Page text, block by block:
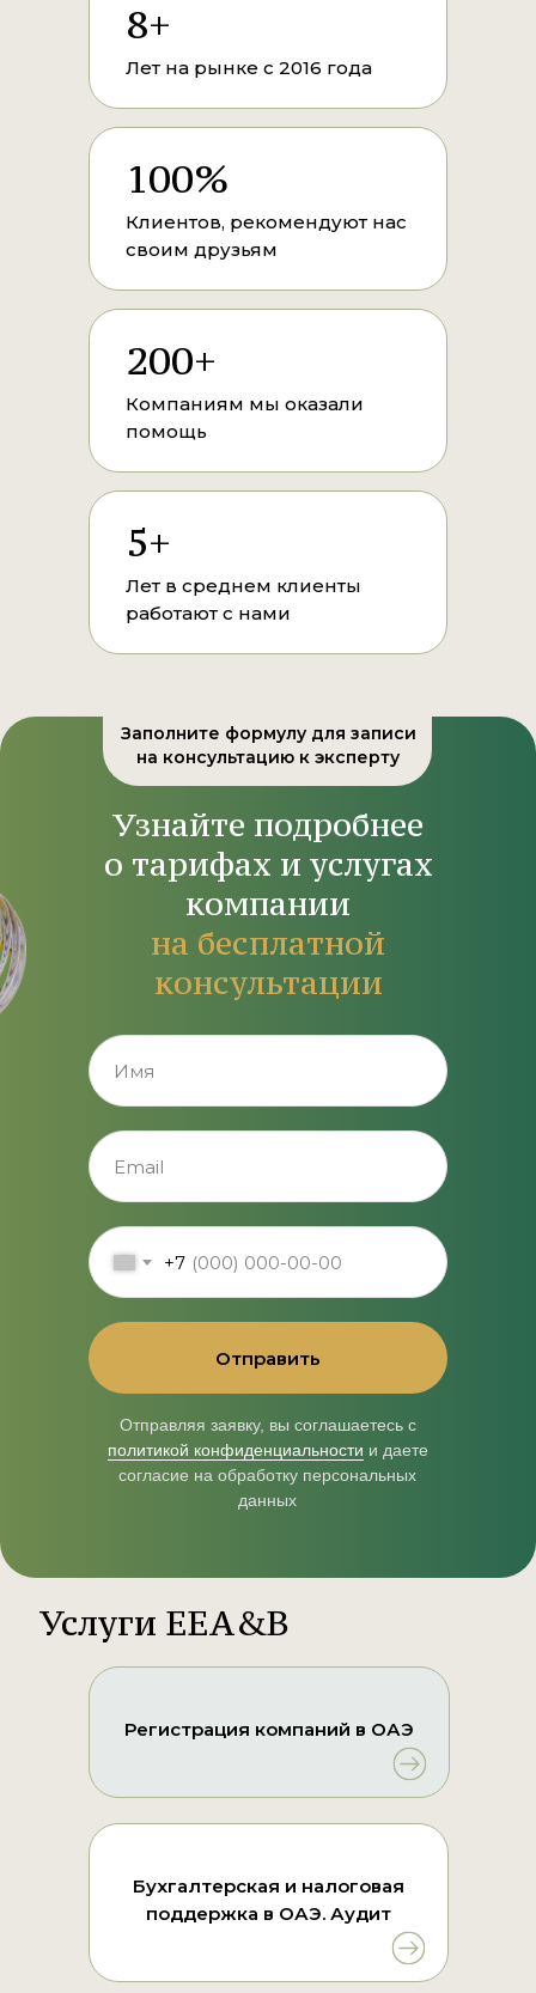
Компаниям мы оказали
помощь
200+
Лет на рынке с 2016 года
8+
Лет в среднем клиенты
работают с нами
5+
Клиентов, рекомендуют нас
своим друзьям
100%
Заполните формулу для записи
на консультацию к эксперту
Узнайте подробнее
о тарифах и услугах
компании
на бесплатной
консультации
+7
Отправить
Отправляя заявку, вы соглашаетесь с
политикой конфиденциальности и даете
согласие на обработку персональных
данных
Услуги EEA&B
Бухгалтерская и налоговая
поддержка в ОАЭ. Аудит
Регистрация компаний в ОАЭ